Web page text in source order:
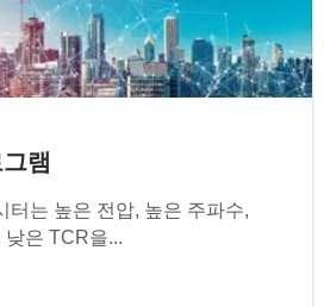
램
터는 높은 전압, 높은 주파수,
낮은 TCR을...